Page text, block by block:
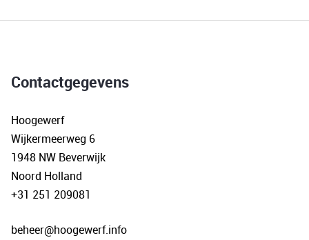
Contactgegevens
Hoogewerf
Wijkermeerweg 6
1948 NW Beverwijk
Noord Holland
+31 251 209081
beheer@hoogewerf.info